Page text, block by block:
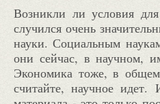
Возникли ли условия
случился очень
науки. Социальным
они сейчас, в научном,
Экономика тоже, в
считайте, научное идет.